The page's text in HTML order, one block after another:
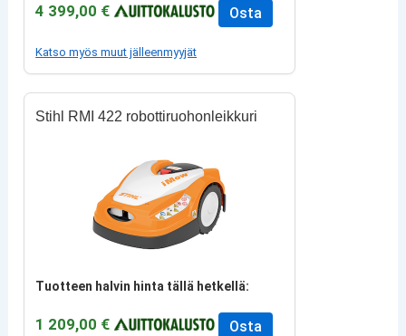
4 399,00 € Osta
Katso myös muut jälleenmyyjät
Stihl RMI 422 robottiruohonleikkuri
Tuotteen halvin hinta tällä hetkellä:
1 209,00 € Osta